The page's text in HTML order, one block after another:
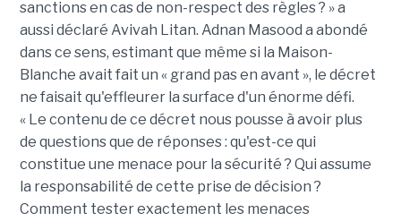
sanctions en cas de non-respect des règles ? » a
aussi déclaré Avivah Litan. Adnan Masood a abondé
dans ce sens, estimant que même si la Maison-
Blanche avait fait un « grand pas en avant », le décret
ne faisait qu'effleurer la surface d'un énorme défi.
« Le contenu de ce décret nous pousse à avoir plus
de questions que de réponses : qu'est-ce qui
constitue une menace pour la sécurité ? Qui assume
la responsabilité de cette prise de décision ?
Comment tester exactement les menaces